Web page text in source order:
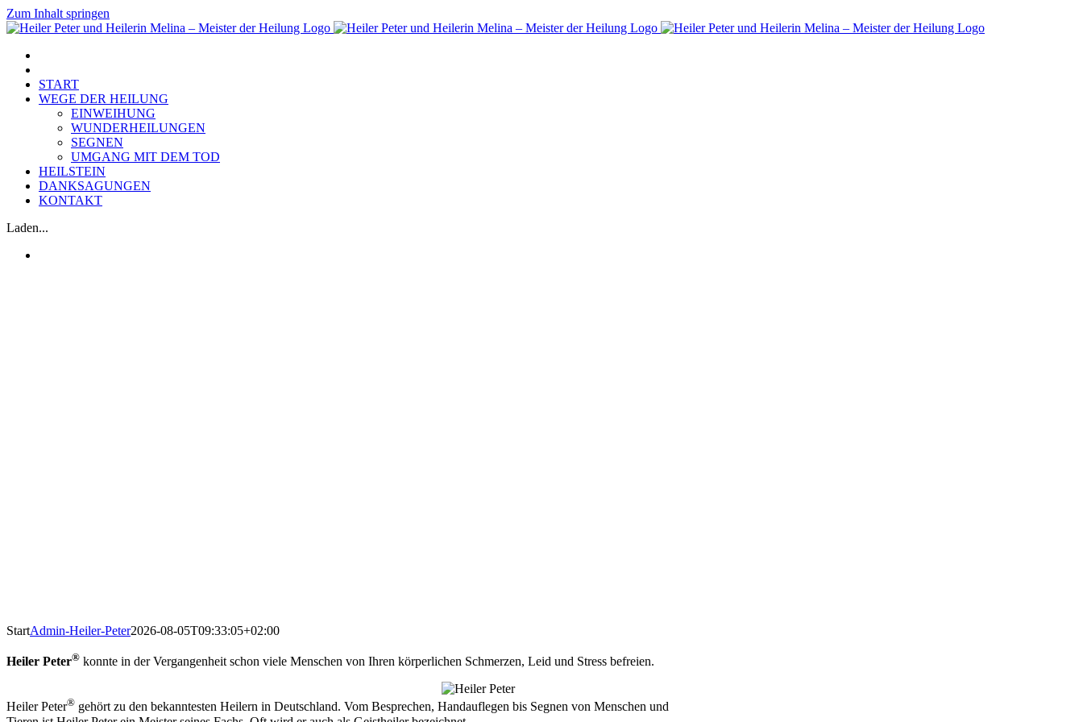
Zum Inhalt springen
START
WEGE DER HEILUNG
EINWEIHUNG
WUNDERHEILUNGEN
SEGNEN
UMGANG MIT DEM TOD
HEILSTEIN
DANKSAGUNGEN
KONTAKT
Laden...
StartAdmin-Heiler-Peter2026-08-05T09:33:05+02:00
Heiler Peter® konnte in der Vergangenheit schon viele Menschen von Ihren körperlichen Schmerzen, Leid und Stress befreien.
Heiler Peter® gehört zu den bekanntesten Heilern in Deutschland. Vom Besprechen, Handauflegen bis Segnen von Menschen und